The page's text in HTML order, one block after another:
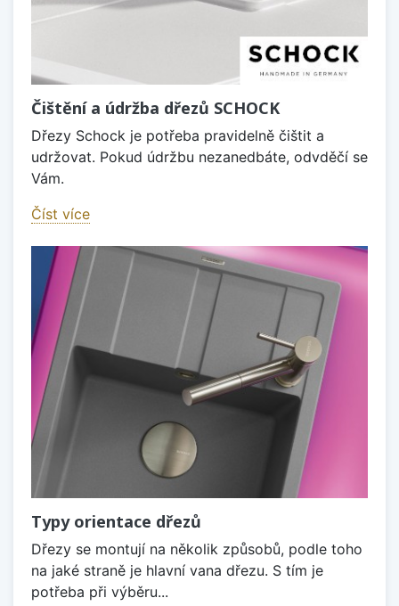
Čištění a údržba dřezů SCHOCK
Dřezy Schock je potřeba pravidelně čištit a
udržovat. Pokud údržbu nezanedbáte, odvděčí se
Vám.
Číst více
Typy orientace dřezů
Dřezy se montují na několik způsobů, podle toho
na jaké straně je hlavní vana dřezu. S tím je
potřeba při výběru...